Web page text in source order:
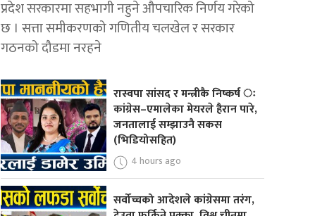
प्रदेश सरकारमा सहभागी नहुने औपचारिक निर्णय गरेको
छ । सत्ता समीकरणको गणितीय चलखेल र सरकार
गठनको दौडमा नरहने
रास्वपा सांसद र मन्त्रीकै निष्कर्ष ः
कांग्रेस–एमालेका मेयरले हैरान पारे,
जनतालाई सम्झाउनै सकस
(भिडियोसहित)
4 hours ago
सर्वोच्चको आदेशले कांग्रेसमा तरंग,